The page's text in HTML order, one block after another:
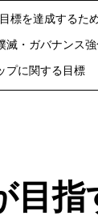
標を達成するた
滅・ガバナンス
プに関する目標
目